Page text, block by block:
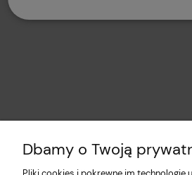
Dbamy o Twoją